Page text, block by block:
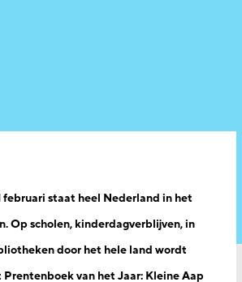
februari staat heel Nederland in het
Op scholen, kinderdagverblijven, in
door het hele land wordt
van het Jaar: Kleine Aap